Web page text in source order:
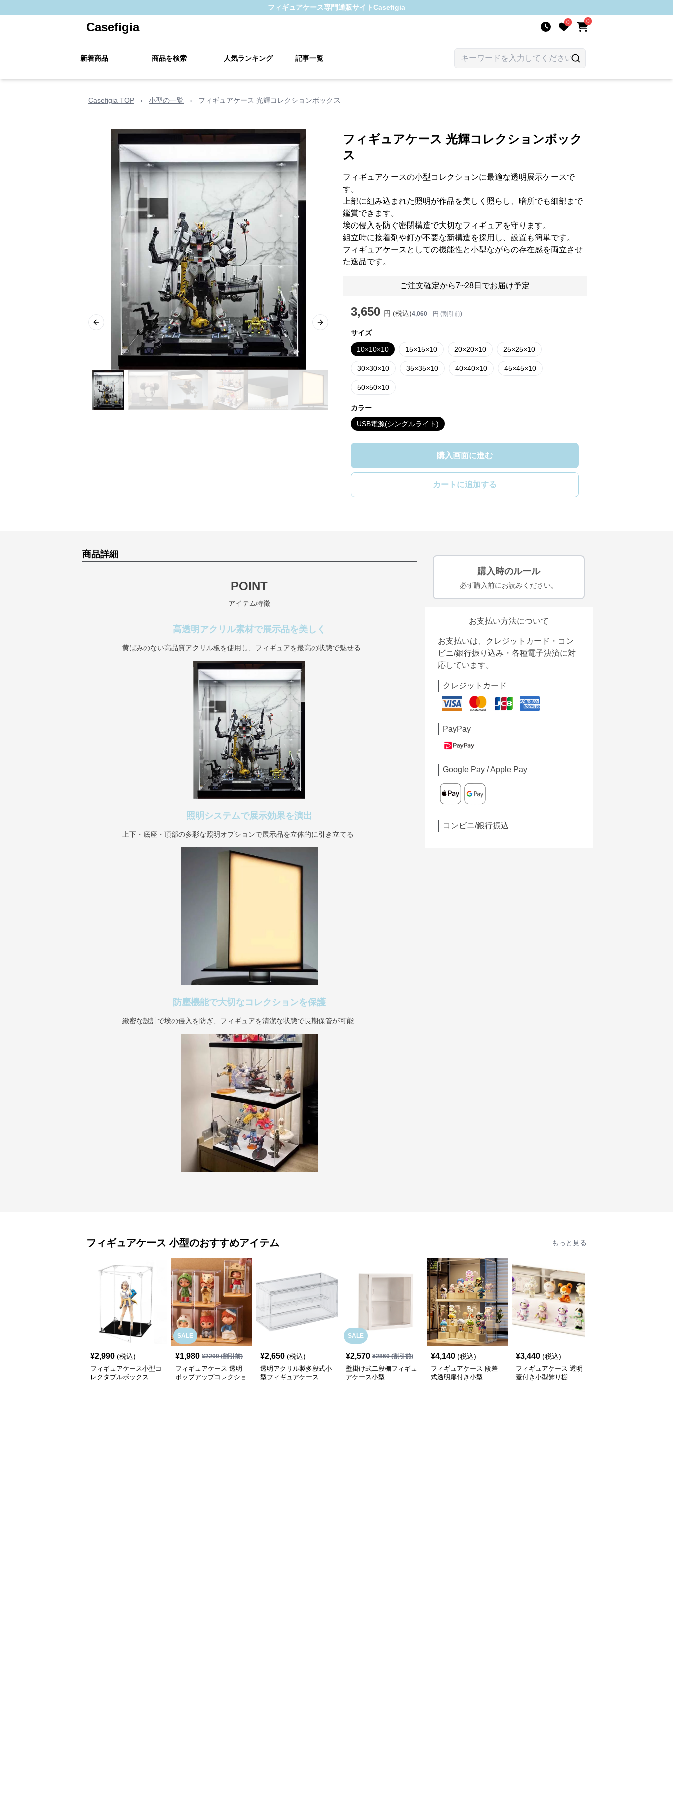
フィギュアケース専門通販サイトCasefigia
Casefigia 0 0
新着商品 商品を検索 人気ランキング 記事一覧
Casefigia TOP › 小型の一覧 › フィギュアケース 光輝コレクションボックス
Previous slide Next slide
フィギュアケース 光輝コレクションボック
ス
フィギュアケースの小型コレクションに最適な透明展示ケースで
す。
上部に組み込まれた照明が作品を美しく照らし、暗所でも細部まで
鑑賞できます。
埃の侵入を防ぐ密閉構造で大切なフィギュアを守ります。
組立時に接着剤や釘が不要な新構造を採用し、設置も簡単です。
フィギュアケースとしての機能性と小型ながらの存在感を両立させ
た逸品です。
ご注文確定から7~28日でお届け予定
3,650 円 (税込)4,060 円 (割引前)
サイズ
10×10×10 15×15×10 20×20×10 25×25×10
30×30×10 35×35×10 40×40×10 45×45×10
50×50×10
カラー
USB電源(シングルライト)
購入画面に進む
カートに追加する
商品詳細
POINT
アイテム特徴
高透明アクリル素材で展示品を美しく
黄ばみのない高品質アクリル板を使用し、フィギュアを最高の状態で魅せる
照明システムで展示効果を演出
上下・底座・頂部の多彩な照明オプションで展示品を立体的に引き立てる
防塵機能で大切なコレクションを保護
緻密な設計で埃の侵入を防ぎ、フィギュアを清潔な状態で長期保管が可能
購入時のルール
必ず購入前にお読みください。
お支払い方法について
お支払いは、クレジットカード・コン
ビニ/銀行振り込み・各種電子決済に対
応しています。
クレジットカード
PayPay
Google Pay / Apple Pay
コンビニ/銀行振込
フィギュアケース 小型のおすすめアイテム もっと見る
¥2,990 (税込)
フィギュアケース小型コ
レクタブルボックス
SALE
¥1,980 ¥2200(割引前)
フィギュアケース 透明
ポップアップコレクショ
¥2,650 (税込)
透明アクリル製多段式小
型フィギュアケース
SALE
¥2,570 ¥2860(割引前)
壁掛け式二段棚フィギュ
アケース小型
¥4,140 (税込)
フィギュアケース 段差
式透明扉付き小型
¥3,440 (税込)
フィギュアケース 透明
蓋付き小型飾り棚